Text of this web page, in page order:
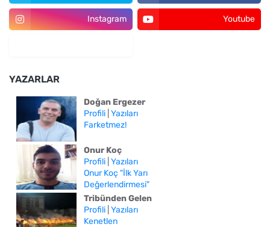
Instagram Youtube
YAZARLAR
Doğan Ergezer
Profili Yazıları
Farketmez!
Onur Koç
Profili Yazıları
Onur Koç "İlk Yarı
Değerlendirmesi"
Tribünden Gelen
Profili Yazıları
Kenetlen